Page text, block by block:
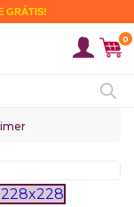
GRÁTIS!
0